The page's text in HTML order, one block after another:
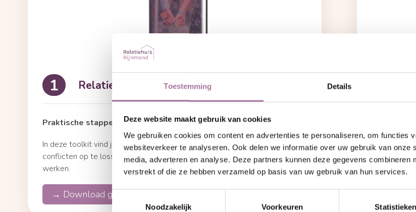
Toestemming Details
Deze website maakt gebruik van cookies
We gebruiken cookies om content en advertenties te personaliseren, om functies
websiteverkeer te analyseren. Ook delen we informatie over uw gebruik van onze
media, adverteren en analyse. Deze partners kunnen deze gegevens combineren
verstrekt of die ze hebben verzameld op basis van uw gebruik van hun services.
Toestemmingsselectie
Noodzakelijk
Voorkeuren Statistieken
1 Relatie Reparatie Toolbox
Praktische stappen om samen weer op één lijn te komen.
In deze toolkit vind je handige tools en tips om verbinding te herstellen en
conflicten op te lossen. Ideaal voor stellen die aan hun relatie willen
werken.
→ Download gratis de Toolbox
Voor
zetten.
vertrouwen